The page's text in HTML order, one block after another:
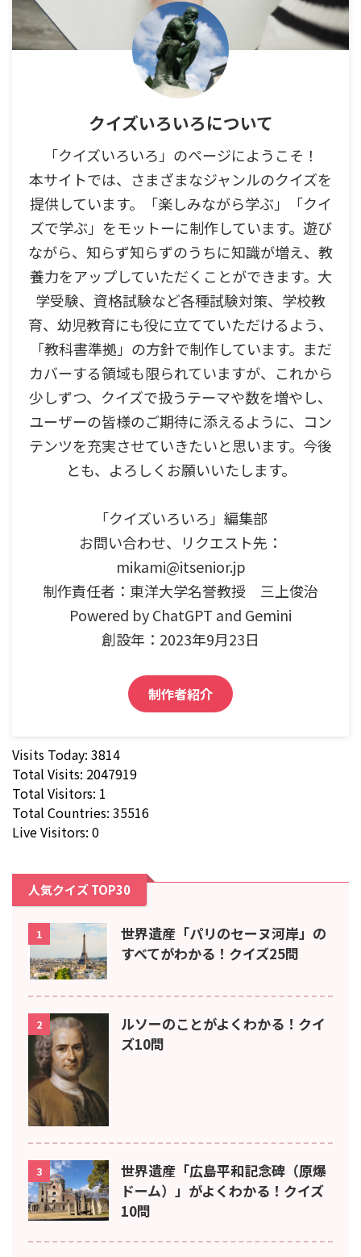
クイズいろいろについて
「クイズいろいろ」のページにようこそ！
本サイトでは、さまざまなジャンルのクイズを
提供しています。「楽しみながら学ぶ」「クイ
ズで学ぶ」をモットーに制作しています。遊び
ながら、知らず知らずのうちに知識が増え、教
養力をアップしていただくことができます。大
学受験、資格試験など各種試験対策、学校教
育、幼児教育にも役に立てていただけるよう、
「教科書準拠」の方針で制作しています。まだ
カバーする領域も限られていますが、これから
少しずつ、クイズで扱うテーマや数を増やし、
ユーザーの皆様のご期待に添えるように、コン
テンツを充実させていきたいと思います。今後
とも、よろしくお願いいたします。
「クイズいろいろ」編集部
お問い合わせ、リクエスト先：
mikami@itsenior.jp
制作責任者：東洋大学名誉教授 三上俊治
Powered by ChatGPT and Gemini
創設年：2023年9月23日
制作者紹介
Visits Today: 3814
Total Visits: 2047919
Total Visitors: 1
Total Countries: 35516
Live Visitors: 0
人気クイズ TOP30
1
世界遺産「パリのセーヌ河岸」の
すべてがわかる！クイズ25問
2
ルソーのことがよくわかる！クイ
ズ10問
3
世界遺産「広島平和記念碑（原爆
ドーム）」がよくわかる！クイズ
10問